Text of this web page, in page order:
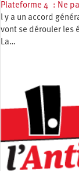
Plateforme 4 : Ne
l y a un accord
vont se dérouler les
La…